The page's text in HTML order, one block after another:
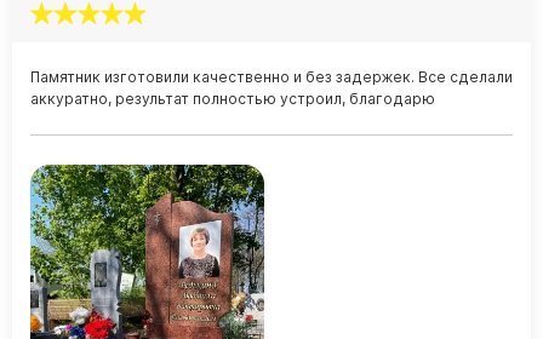
Вазы полимерные
Вазы из гранита
Скульптуры в полный рост
Скульптуры "Ангел" литиевые
Памятник изготовили качественно и без задержек. Все сделали
аккуратно, результат полностью устроил, благодарю